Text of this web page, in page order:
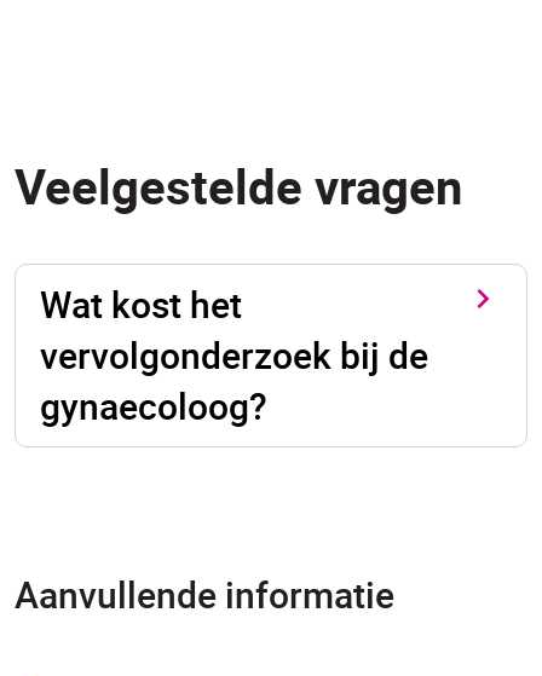
Veelgestelde vragen
Wat kost het
vervolgonderzoek bij de
gynaecoloog?
Aanvullende informatie